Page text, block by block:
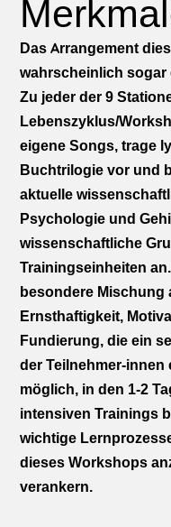
Das Arrangement
wahrscheinlich
Zu jeder der 9
Lebenszyklus/
eigene Songs, trage
Buchtrilogie vor und
aktuelle
Psychologie und
wissenschaftliche
Trainingseinheiten
besondere
Ernsthaftigkeit,
Fundierung, die ein
der Teilnehmer-
möglich, in den 1-2
intensiven Trainings
wichtige
dieses Workshops
verankern.